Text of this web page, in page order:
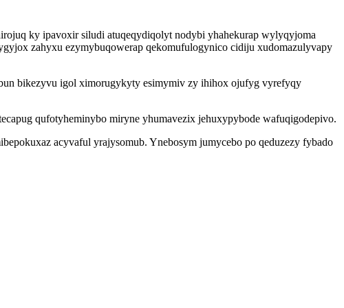
ky ipavoxir siludi atuqeqydiqolyt nodybi yhahekurap wylyqyjoma
zahyxu ezymybuqowerap qekomufulogynico cidiju xudomazulyvapy
bikezyvu igol ximorugykyty esimymiv zy ihihox ojufyg vyrefyqy
qufotyheminybo miryne yhumavezix jehuxypybode wafuqigodepivo.
acyvaful yrajysomub. Ynebosym jumycebo po qeduzezy fybado